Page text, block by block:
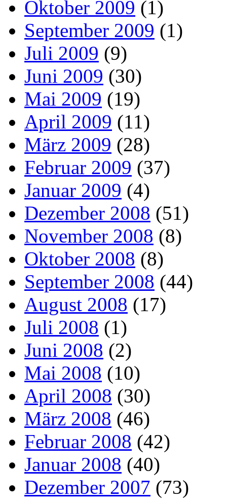
Oktober 2009 (1)
September 2009 (1)
Juli 2009 (9)
Juni 2009 (30)
Mai 2009 (19)
April 2009 (11)
März 2009 (28)
Februar 2009 (37)
Januar 2009 (4)
Dezember 2008 (51)
November 2008 (8)
Oktober 2008 (8)
September 2008 (44)
August 2008 (17)
Juli 2008 (1)
Juni 2008 (2)
Mai 2008 (10)
April 2008 (30)
März 2008 (46)
Februar 2008 (42)
Januar 2008 (40)
Dezember 2007 (73)